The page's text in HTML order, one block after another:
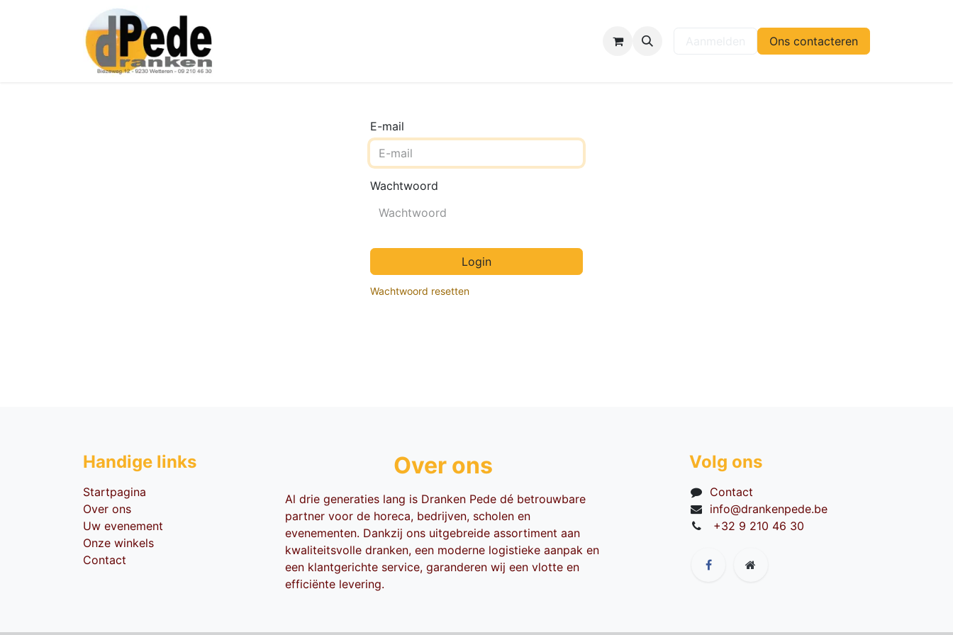
Help Ons contacteren
E-mail
Wachtwoord
Login
Wachtwoord resetten
Handige li​nks
Startpagina
Over ons
Uw evenement
Onze winkels
Contact
Over ons
Al drie generaties lang is Dranken Pede dé betrouwbare
partner voor de horeca, bedrijven, scholen en
evenementen. Dankzij ons uitgebreide assortiment aan
kwaliteitsvolle dranken, een moderne logistieke aanpak en
een klantgerichte service, garanderen wij een vlotte en
efficiënte levering.
Volg ons
Contact
info@drankenpede.be
+32 9 210 46 30